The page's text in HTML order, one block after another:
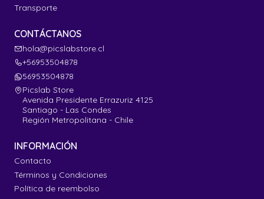
Transporte
CONTÁCTANOS
hola@picslabstore.cl
+56953504878
56953504878
Picslab Store
Avenida Presidente Errazuriz 4125
Santiago - Las Condes
Región Metropolitana - Chile
INFORMACIÓN
Contacto
Términos y Condiciones
Política de reembolso